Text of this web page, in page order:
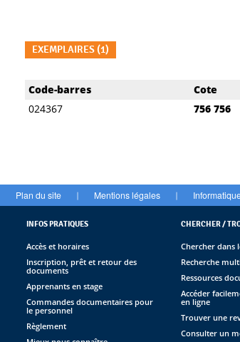
EXEMPLAIRES (1)
Liste des exemplaires
Code-barres Cote
024367
756 756
Plan du site | Mentions légales |
INFOS PRATIQUES
Accès et horaires
Inscription, prêt et retour des
documents
Apprenants en stage
Commandes documentaires pour
le personnel
Règlement
CHERCHER /
Chercher dans
Recherche
Ressources
Accéder
en ligne
Trouver une
Consulter un